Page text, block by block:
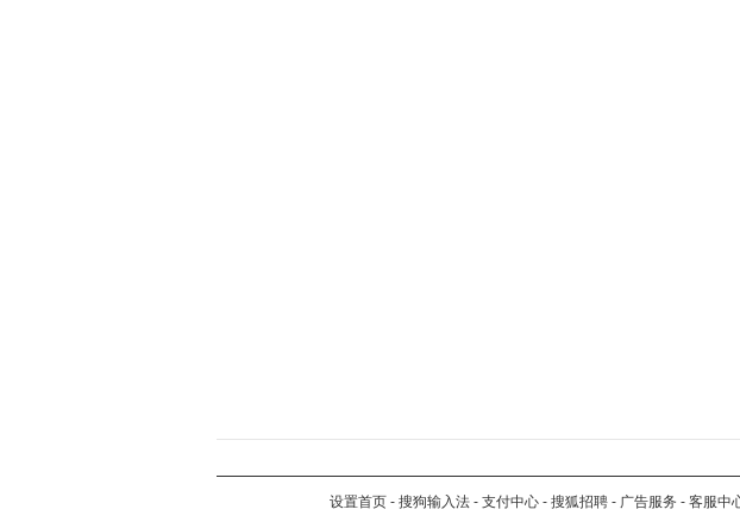
设置首页 - 搜狗输入法 - 支付中心 - 搜狐招聘 - 广告服务 - 客服中